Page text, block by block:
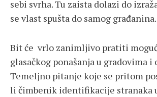
sebi svrha. Tu zaista dolazi do
se vlast spušta do samog građanina.
Bit će vrlo zanimljivo pratiti
glasačkog ponašanja u gradovima i
Temeljno pitanje koje se pritom
li čimbenik identifikacije stranaka